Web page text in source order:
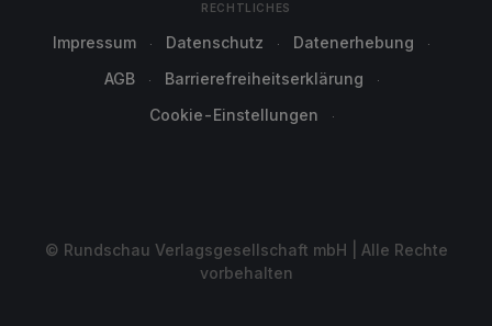
RECHTLICHES
Impressum Datenschutz
Datenerhebung
AGB
Barrierefreiheitserklärung
Cookie-Einstellungen
© Rundschau Verlagsgesellschaft mbH | Alle Rechte
vorbehalten